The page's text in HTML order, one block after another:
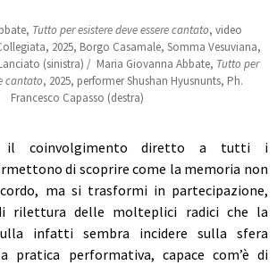
Tutto per esistere deve essere cantato, video
2025, Borgo Casamale, Somma Vesuviana,
(sinistra) / Maria Giovanna Abbate, Tutto per
cantato, 2025, performer Shushan Hyusnunts, Ph.
Francesco Capasso (destra)
il coinvolgimento diretto a tutti i
di scoprire come la memoria non
ma si trasformi in partecipazione,
rilettura delle molteplici radici che la
infatti sembra incidere sulla sfera
pratica performativa, capace com’è di